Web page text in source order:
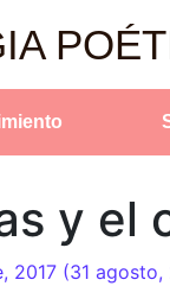
y el
2017 (31 agosto,